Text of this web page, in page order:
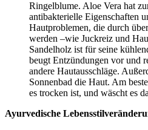
Ringelblume. Aloe Vera hat
antibakterielle Eigenschaften
Hautproblemen, die durch
werden –wie Juckreiz und
Sandelholz ist für seine
beugt Entzündungen vor und
andere Hautausschläge.
Sonnenbad die Haut. Am
es trocken ist, und wäscht es
Ayurvedische